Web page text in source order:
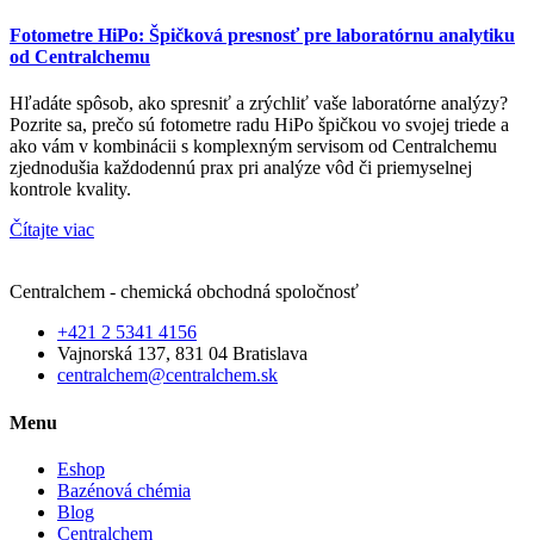
Fotometre HiPo: Špičková presnosť pre laboratórnu analytiku
od Centralchemu
Hľadáte spôsob, ako spresniť a zrýchliť vaše laboratórne analýzy?
Pozrite sa, prečo sú fotometre radu HiPo špičkou vo svojej triede a
ako vám v kombinácii s komplexným servisom od Centralchemu
zjednodušia každodennú prax pri analýze vôd či priemyselnej
kontrole kvality.
Čítajte viac
Centralchem - chemická obchodná spoločnosť
+421 2 5341 4156
Vajnorská 137, 831 04 Bratislava
centralchem@centralchem.sk
Menu
Eshop
Bazénová chémia
Blog
Centralchem